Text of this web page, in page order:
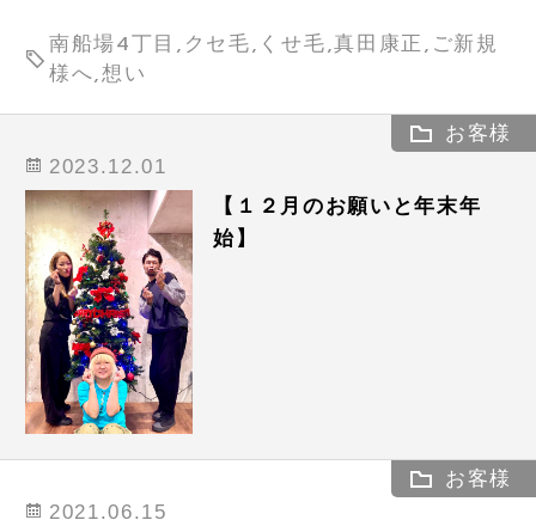
南船場4丁目,クセ毛,くせ毛,真田康正,ご新規
様へ,想い
お客様
2023.12.01
【１２月のお願いと年末年
始】
お客様
2021.06.15